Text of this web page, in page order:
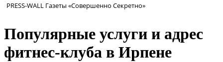
PRESS-WALL Газеты «Совершенно Секретно»
Популярные услуги и адрес
фитнес-клуба в Ирпене